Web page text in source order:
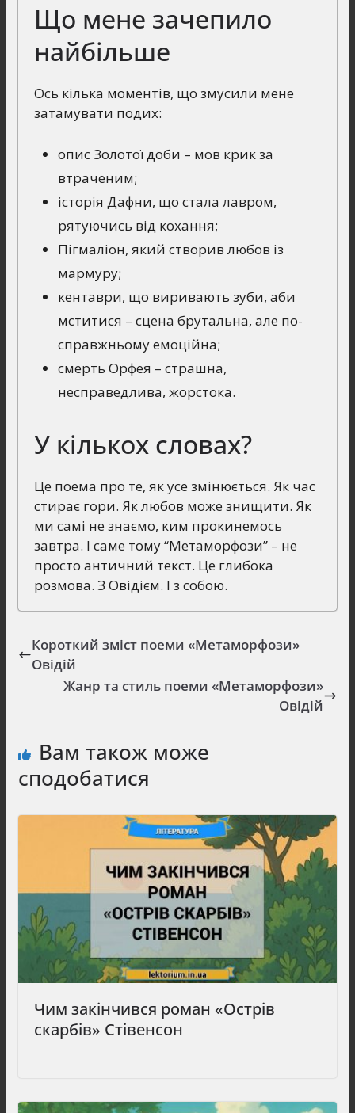
Що мене зачепило
найбільше
Ось кілька моментів, що змусили мене
затамувати подих:
опис Золотої доби – мов крик за
втраченим;
історія Дафни, що стала лавром,
рятуючись від кохання;
Пігмаліон, який створив любов із
мармуру;
кентаври, що виривають зуби, аби
мститися – сцена брутальна, але по-
справжньому емоційна;
смерть Орфея – страшна,
несправедлива, жорстока.
У кількох словах?
Це поема про те, як усе змінюється. Як час
стирає гори. Як любов може знищити. Як
ми самі не знаємо, ким прокинемось
завтра. І саме тому “Метаморфози” – не
просто античний текст. Це глибока
розмова. З Овідієм. І з собою.
Короткий зміст поеми «Метаморфози»
Овідій
Жанр та стиль поеми «Метаморфози»
Овідій
Вам також може
сподобатися
Чим закінчився роман «Острів
скарбів» Стівенсон